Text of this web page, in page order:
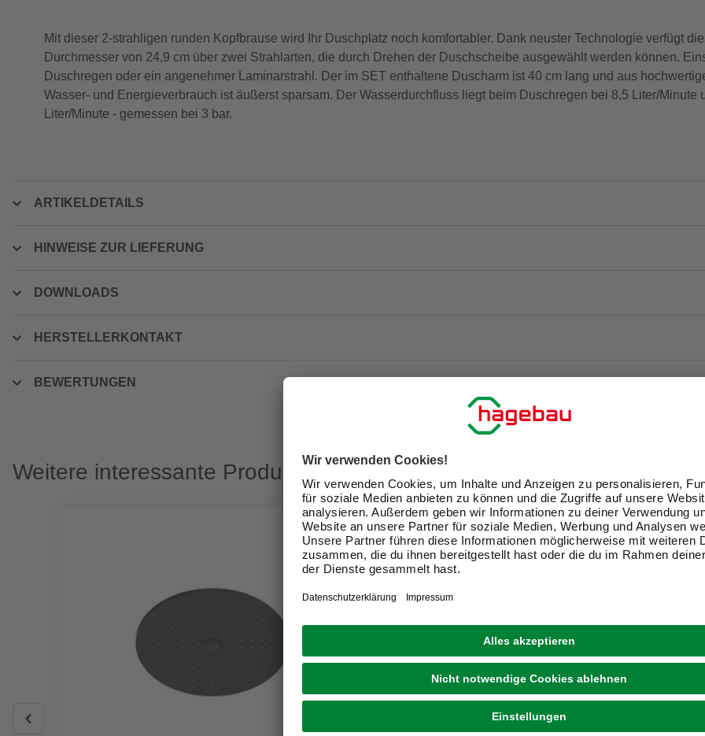
Mit dieser 2-strahligen runden Kopfbrause wird Ihr Duschplatz noch komfortabler. Dank neuster Technologie verfügt
Durchmesser von 24,9 cm über zwei Strahlarten, die durch Drehen der Duschscheibe ausgewählt werden können.
Duschregen oder ein angenehmer Laminarstrahl. Der im SET enthaltene Duscharm ist 40 cm lang und aus
Wasser- und Energieverbrauch ist äußerst sparsam. Der Wasserdurchfluss liegt beim Duschregen bei 8,5 Liter/Minute
Liter/Minute - gemessen bei 3 bar.
ARTIKELDETAILS
HINWEISE ZUR LIEFERUNG
DOWNLOADS
HERSTELLERKONTAKT
BEWERTUNGEN
Weitere interessante Produkte